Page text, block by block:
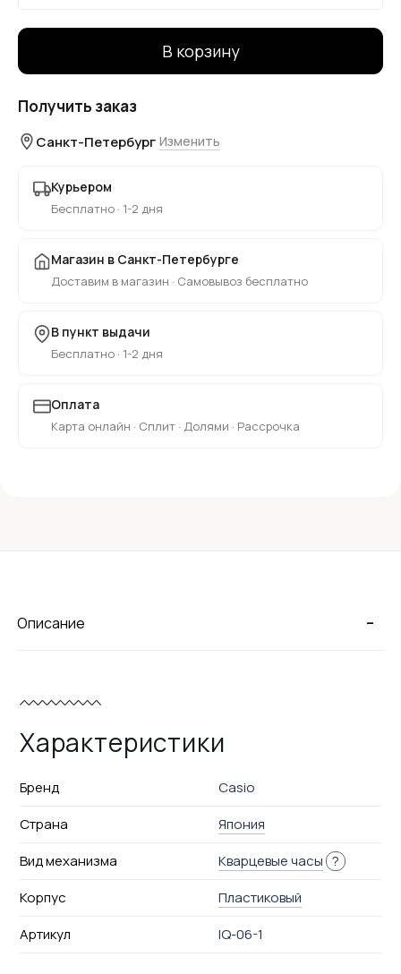
В корзину
Получить заказ
Санкт-Петербург Изменить
Курьером
Бесплатно · 1-2 дня
Магазин в Санкт-Петербурге
Доставим в магазин · Самовывоз бесплатно
В пункт выдачи
Бесплатно · 1-2 дня
Оплата
Карта онлайн · Сплит · Долями · Рассрочка
-
Описание
Характеристики
Бренд
Casio
Страна
Япония
Вид механизма
Кварцевые часы ?
Корпус
Пластиковый
Артикул
IQ-06-1